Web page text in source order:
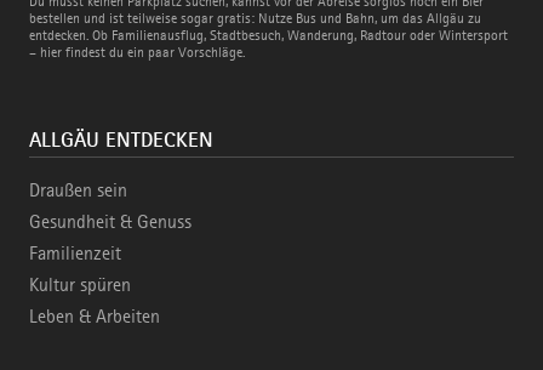
bestellen und ist teilweise sogar gratis: Nutze Bus und Bahn, um das Allgäu zu
entdecken. Ob Familienausflug, Stadtbesuch, Wanderung, Radtour oder Wintersport
– hier findest du ein paar Vorschläge.
und
Bahn
ALLGÄU ENTDECKEN
Draußen sein
Gesundheit & Genuss
Familienzeit
Kultur spüren
Leben & Arbeiten